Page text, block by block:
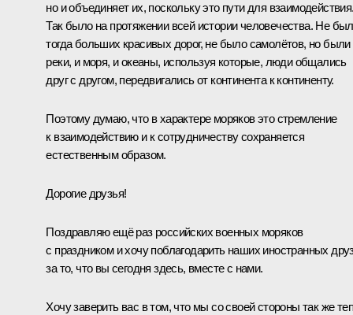
но и объединяет их, поскольку это пути для
Так было на протяжении всей истории человечества. Не
тогда больших красивых дорог, не было самолётов, но были
реки, и моря, и океаны, используя которые, люди общались
друг с другом, передвигались от континента к континенту.
Поэтому думаю, что в характере моряков это стремление
к взаимодействию и к сотрудничеству сохраняется
естественным образом.
Дорогие друзья!
Поздравляю ещё раз российских военных моряков
с праздником и хочу поблагодарить наших иностранных
за то, что вы сегодня здесь, вместе с нами.
Хочу заверить вас в том, что мы со своей стороны так же